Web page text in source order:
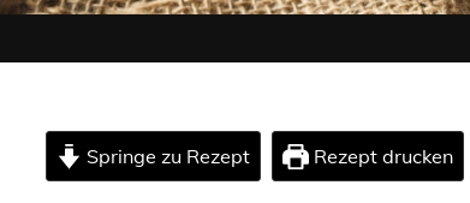
Springe zu Rezept Rezept drucken